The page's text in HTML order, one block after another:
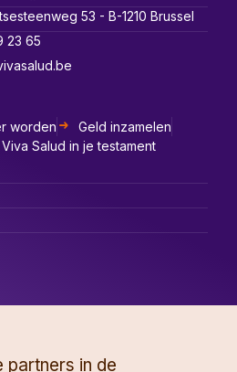
53 - B-1210 Brussel
23 65
worden
Geld inzamelen
Viva Salud in je testament
partners in de